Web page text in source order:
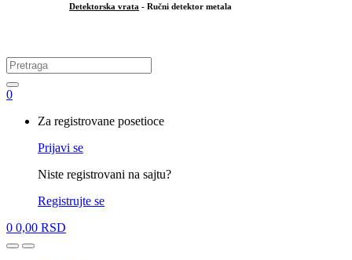
Detektorska vrata - Ručni detektor metala
Search
for:
0
Za registrovane posetioce
Prijavi se
Niste registrovani na sajtu?
Registrujte se
0 0,00 RSD
OpenClose